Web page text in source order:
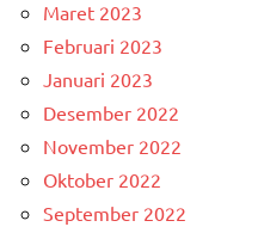
Maret 2023
Februari 2023
Januari 2023
Desember 2022
November 2022
Oktober 2022
September 2022